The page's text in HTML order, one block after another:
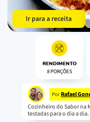
Ir para a receita
RENDIMENTO
8 PORÇÕES
Por Rafael
Cozinheiro do Sabor na
testadas para o dia a dia.